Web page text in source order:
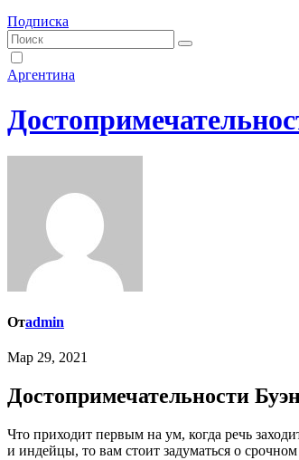
Подписка
Аргентина
Отadmin
Мар 29, 2021
Достопримечательности
Что приходит первым на ум, когда речь заходит об Аргентине? Если ваши познания об этой феноменальной латиноамериканской стране ограничиваются такими понятиями, как футбол, танго
и индейцы, то вам стоит задуматься о